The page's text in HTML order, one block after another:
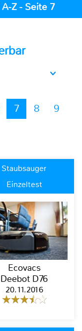
Z - Seite 7
7 8
9
Staubsauger
Einzeltest
Ecovacs
Deebot D76
20.11.2016